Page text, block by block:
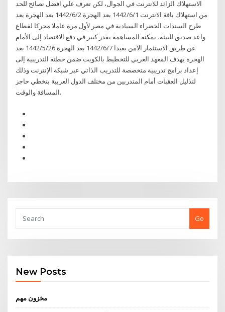
الاستهلاك الزائد للانترنت في الجوال، لكن تعرف علي افضل نصائح للحد
من استهلاك باقة الانترنت 1‏‏/6‏‏/1442 بعد الهجرة 2‏‏/6‏‏/1442 بعد الهجرة يعد
طرح السندات الخضراء السيادية في مصر لأول مرة عاملا محركا لقطاع
واعد صديق للبيئة، يمكنه المساهمة بقدر كبير في دفع الاقتصاد إلى الأمام
عن طريق الاستثمار الآمن بعيدا 7‏‏/6‏‏/1442 بعد الهجرة 26‏‏/5‏‏/1442 بعد
الهجرة يهدف المعهد العربي للتخطيط بالكويت ضمن خطته التدريبية إلى
إعداد برامج تدريبية متخصصة للتدريب الذاتي عبر شبكة الإنترنت وذلك
لتذليل العقبات أمام المتدربين من مختلف الدول العربية بتخطي حاجز
المسافة والوقت.
Go
New Posts
مخزون مهم